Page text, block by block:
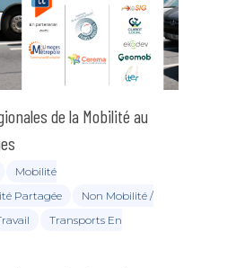
de la Mobilité au
Mobilité
Partagée
Non Mobilité /
Transports En